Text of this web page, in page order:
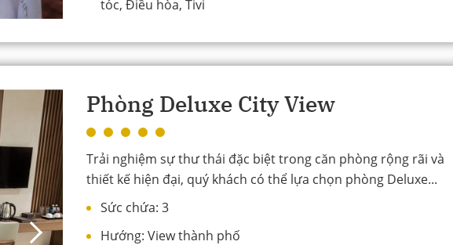
tóc, Điều hòa, Tivi
Phòng Deluxe City View
Trải nghiệm sự thư thái đặc biệt trong căn phòng rộng rãi và
thiết kế hiện đại, quý khách có thể lựa chọn phòng Deluxe...
Sức chứa: 3
Hướng: View thành phố